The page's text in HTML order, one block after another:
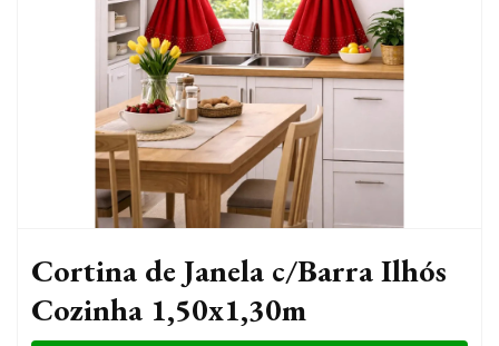
Cortina de Janela c/Barra Ilhós
Cozinha 1,50x1,30m